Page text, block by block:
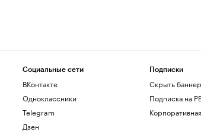
Социальные сети
ВКонтакте
Одноклассники
Telegram
Дзен
Подписки
Скрыть
Подписка на